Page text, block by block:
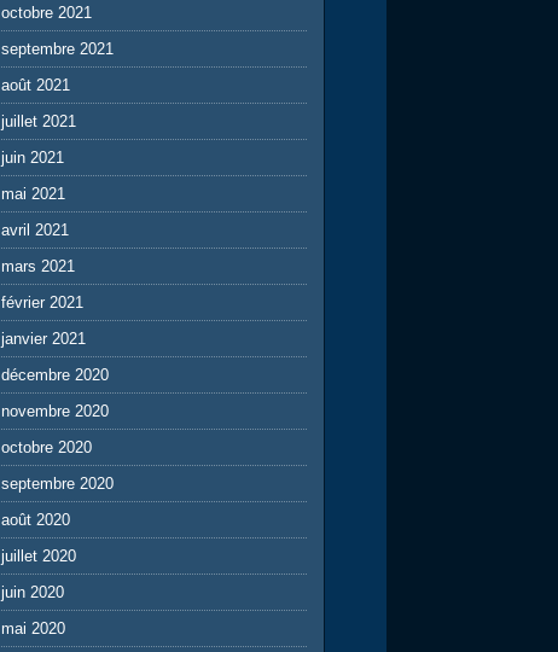
octobre 2021
septembre 2021
août 2021
juillet 2021
juin 2021
mai 2021
avril 2021
mars 2021
février 2021
janvier 2021
décembre 2020
novembre 2020
octobre 2020
septembre 2020
août 2020
juillet 2020
juin 2020
mai 2020